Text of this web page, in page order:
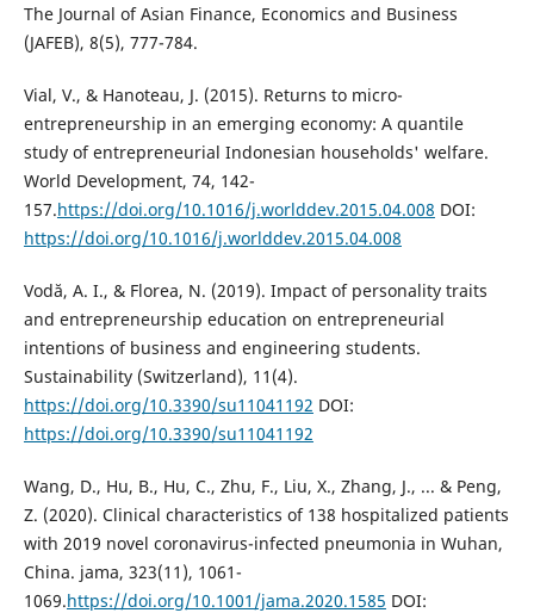
The Journal of Asian Finance, Economics and Business
(JAFEB), 8(5), 777-784.
Vial, V., & Hanoteau, J. (2015). Returns to micro-
entrepreneurship in an emerging economy: A quantile
study of entrepreneurial Indonesian households' welfare.
World Development, 74, 142-
157.https://doi.org/10.1016/j.worlddev.2015.04.008 DOI:
https://doi.org/10.1016/j.worlddev.2015.04.008
Vodă, A. I., & Florea, N. (2019). Impact of personality traits
and entrepreneurship education on entrepreneurial
intentions of business and engineering students.
Sustainability (Switzerland), 11(4).
https://doi.org/10.3390/su11041192 DOI:
https://doi.org/10.3390/su11041192
Wang, D., Hu, B., Hu, C., Zhu, F., Liu, X., Zhang, J., ... & Peng,
Z. (2020). Clinical characteristics of 138 hospitalized patients
with 2019 novel coronavirus-infected pneumonia in Wuhan,
China. jama, 323(11), 1061-
1069.https://doi.org/10.1001/jama.2020.1585 DOI: